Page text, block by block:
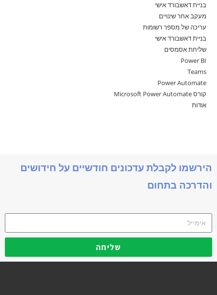
בניית דאשבורד אישי
מעקב אחר שינויים
עריכה של מספר רשומות
בניית דאשבורד אישי
שליחת אסמסים
Power BI
Teams
Power Automate
קורס Microsoft Power Automate
אודות
הירשמו לקבלת עדכונים חודשיים על חידושים
והדרכה בתחום
שליחה